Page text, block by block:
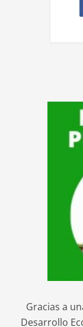
Gracias a
Desarrollo